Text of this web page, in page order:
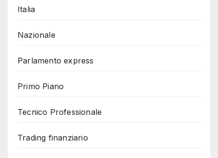
Italia
Nazionale
Parlamento express
Primo Piano
Tecnico Professionale
Trading finanziario